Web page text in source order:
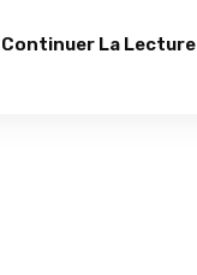
Continuer La Lecture